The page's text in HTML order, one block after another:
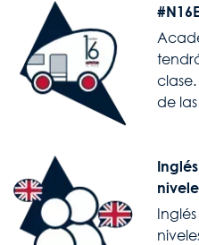
Image
de
Image